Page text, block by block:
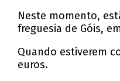
Neste momento,
freguesia de Góis,
Quando estiverem
euros.